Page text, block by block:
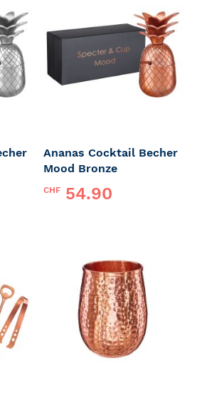
Ananas Cocktail Becher
Mood Bronze
CHF 54.90